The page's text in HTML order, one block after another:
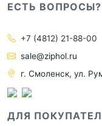
ЕСТЬ
+7 (4812) 21-88-00
sale@ziphol.ru
г. Смоленск, ул.
ДЛЯ